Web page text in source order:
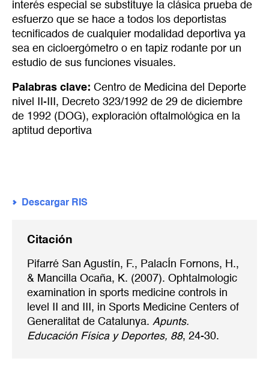
interés especial se substituye la clásica prueba de
esfuerzo que se hace a todos los deportistas
tecnificados de cualquier modalidad deportiva ya
sea en cicloergómetro o en tapiz rodante por un
estudio de sus funciones visuales.
Palabras clave: Centro de Medicina del Deporte
nivel II-III , Decreto 323/1992 de 29 de diciembre
de 1992 (DOG), exploración oftalmológica en la
aptitud deportiva
Descargar RIS
Citación
Pifarré San Agustín, F., PalacÍn Fornons, H.,
& Mancilla Ocaña, K. (2007). Ophtalmologic
examination in sports medicine controls in
level II and III, in Sports Medicine Centers of
Generalitat de Catalunya. Apunts.
Educación Física y Deportes, 88, 24-30.